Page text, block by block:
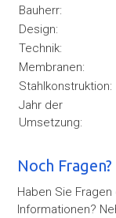
Bauherr:
Design:
Technik:
Membranen:
Stahlkonstruktion:
Jahr der
Umsetzung:
Noch Fragen?
Haben Sie
Informationen?